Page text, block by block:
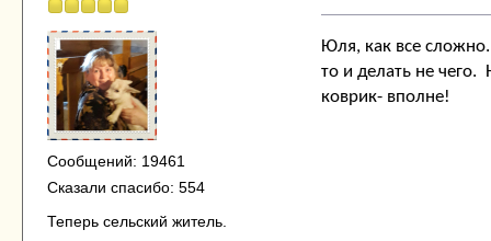
Сообщений: 19461
Сказали спасибо: 554
Теперь сельский житель.
Юля, как все
то и делать не
коврик- вполне!